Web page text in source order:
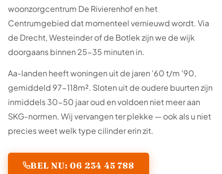
woonzorgcentrum De Rivierenhof en het
Centrumgebied dat momenteel vernieuwd wordt. Via
de Drecht, Westeinder of de Botlek zijn we de wijk
doorgaans binnen 25-35 minuten in.
Aa-landen heeft woningen uit de jaren '60 t/m '90,
gemiddeld 97-118m². Sloten uit de oudere buurten zijn
inmiddels 30-50 jaar oud en voldoen niet meer aan
SKG-normen. Wij vervangen ter plekke — ook als u niet
precies weet welk type cilinder erin zit.
BEL NU: 06 234 45 788